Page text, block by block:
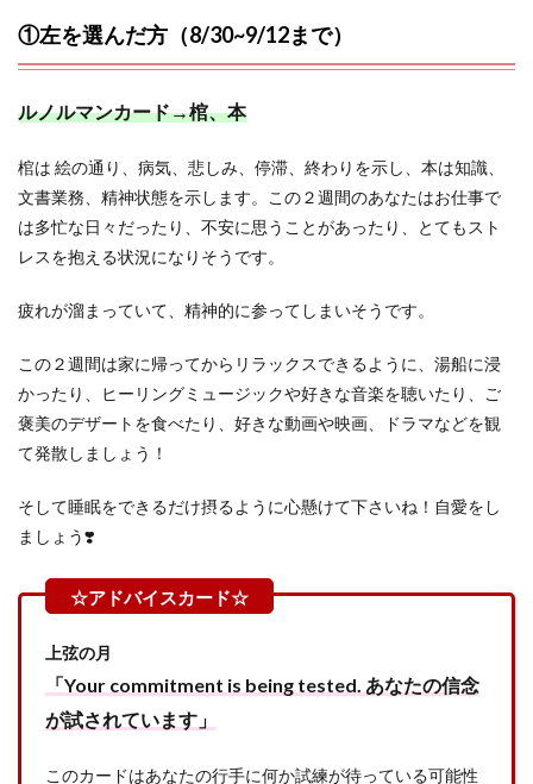
①左を選んだ方（8/30~9/12まで）
ルノルマンカード→棺、本
棺は 絵の通り、病気、悲しみ、停滞、終わりを示し、本は知識、
文書業務、精神状態を示します。この２週間のあなたはお仕事で
は多忙な日々だったり、不安に思うことがあったり、とてもスト
レスを抱える状況になりそうです。
疲れが溜まっていて、精神的に参ってしまいそうです。
この２週間は家に帰ってからリラックスできるように、湯船に浸
かったり、ヒーリングミュージックや好きな音楽を聴いたり、ご
褒美のデザートを食べたり、好きな動画や映画、ドラマなどを観
て発散しましょう！
そして睡眠をできるだけ摂るように心懸けて下さいね！自愛をし
ましょう❣️
上弦の月
「Your commitment is being tested. あなたの信念
が試されています」
このカードはあなたの行手に何か試練が待っている可能性